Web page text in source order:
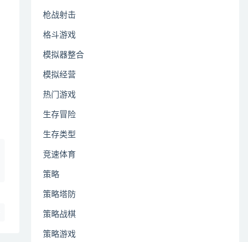
枪战射击
格斗游戏
模拟器整合
模拟经营
热门游戏
生存冒险
生存类型
竞速体育
策略
策略塔防
策略战棋
策略游戏